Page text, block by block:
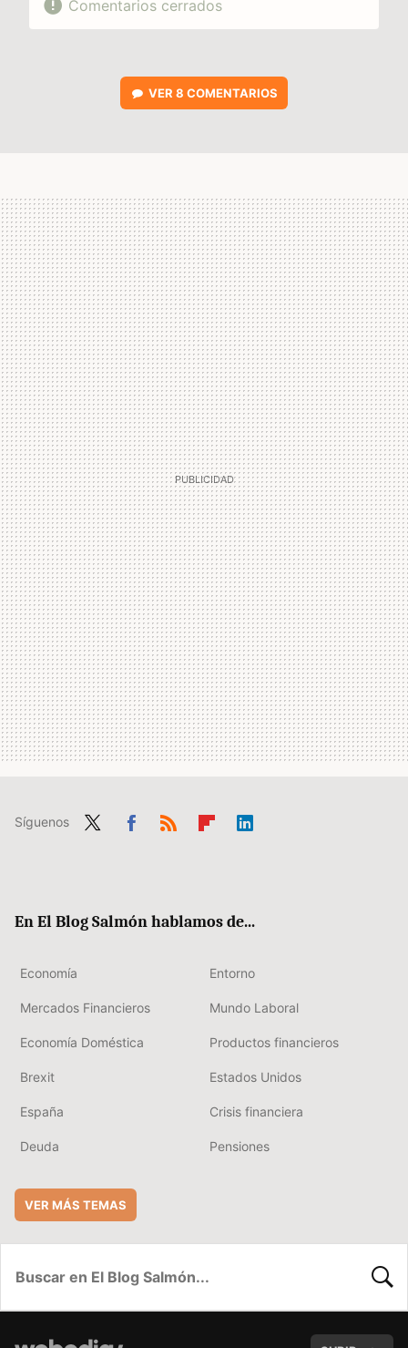
Comentarios cerrados
VER 8 COMENTARIOS
Síguenos
En El Blog Salmón hablamos de...
Economía Entorno
Mercados Financieros Mundo Laboral
Economía Doméstica Productos financieros
Brexit Estados Unidos
España Crisis financiera
Deuda Pensiones
VER MÁS TEMAS